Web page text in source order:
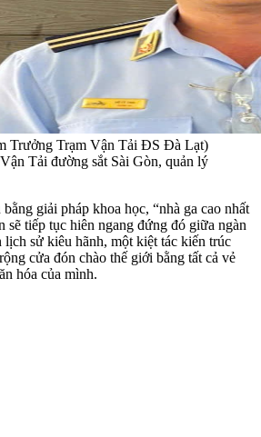
Trưởng Trạm Vận Tải ĐS Đà Lạt)
Tải đường sắt Sài Gòn, quản lý
giải pháp khoa học, “nhà ga cao nhất
sẽ tiếp tục hiên ngang đứng đó giữa ngàn
lịch sử kiêu hãnh, một kiệt tác kiến trúc
cửa đón chào thế giới bằng tất cả vẻ
hóa của mình.